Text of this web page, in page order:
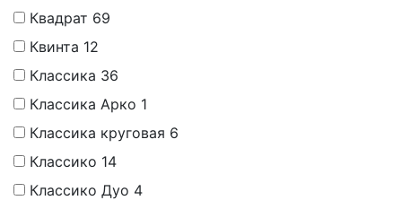
Квадрат 69
Квинта 12
Классика 36
Классика Арко 1
Классика круговая 6
Классико 14
Классико Дуо 4